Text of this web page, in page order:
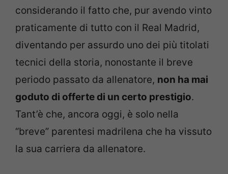
considerando il fatto che, pur avendo vinto
praticamente di tutto con il Real Madrid,
diventando per assurdo uno dei più titolati
tecnici della storia, nonostante il breve
periodo passato da allenatore, non ha mai
goduto di offerte di un certo prestigio.
Tant’è che, ancora oggi, è solo nella
“breve” parentesi madrilena che ha vissuto
la sua carriera da allenatore.